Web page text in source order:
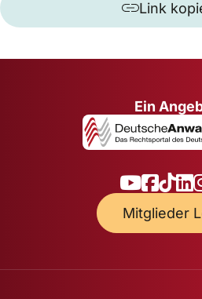
Link
Ein
Mitglieder